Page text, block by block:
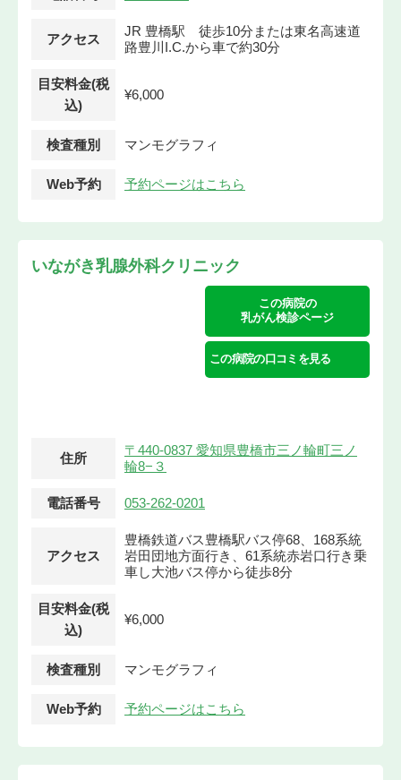
アクセス
JR 豊橋駅 徒歩10分または東名高速道
路豊川I.C.から車で約30分
目安料金(税
込)
¥6,000
検査種別 マンモグラフィ
Web予約 予約ページはこちら
いながき乳腺外科クリニック
この病院の
乳がん検診ページ
この病院の口コミを見る
住所
〒440-0837 愛知県豊橋市三ノ輪町三ノ
輪8−３
電話番号 053-262-0201
アクセス
豊橋鉄道バス豊橋駅バス停68、168系統
岩田団地方面行き、61系統赤岩口行き乗
車し大池バス停から徒歩8分
目安料金(税
込)
¥6,000
検査種別 マンモグラフィ
Web予約 予約ページはこちら